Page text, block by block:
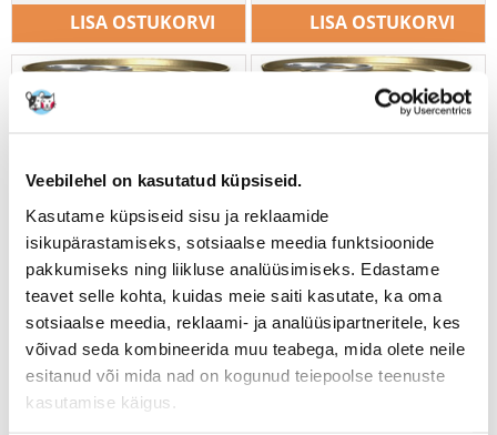
Veebilehel on kasutatud küpsiseid.
Kasutame küpsiseid sisu ja reklaamide
isikupärastamiseks, sotsiaalse meedia funktsioonide
pakkumiseks ning liikluse analüüsimiseks. Edastame
teavet selle kohta, kuidas meie saiti kasutate, ka oma
sotsiaalse meedia, reklaami- ja analüüsipartneritele, kes
võivad seda kombineerida muu teabega, mida olete neile
esitanud või mida nad on kogunud teiepoolse teenuste
kasutamise käigus.
LISA OSTUKORVI LISA OSTUKORVI